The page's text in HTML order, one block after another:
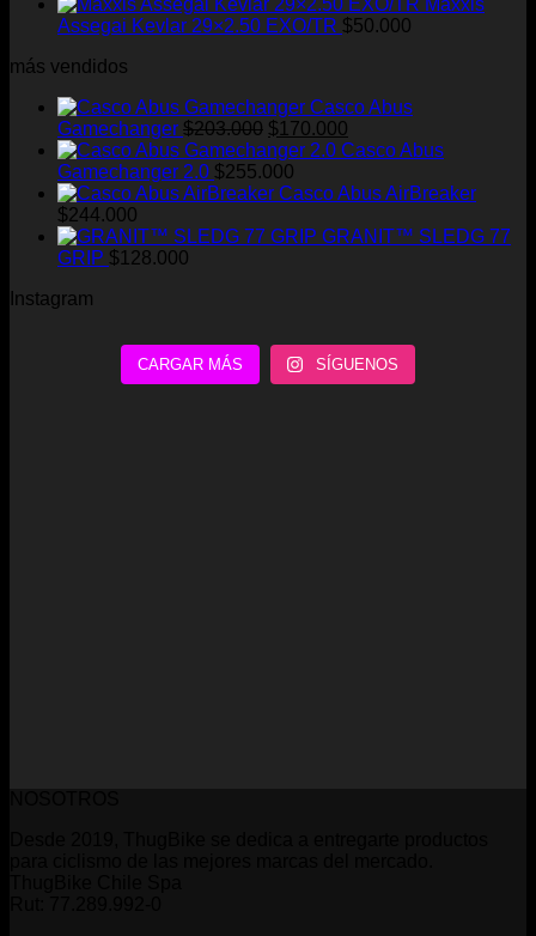
Maxxis
Assegai Kevlar 29×2.50 EXO/TR $50.000
más vendidos
Casco Abus
Gamechanger $203.000 El
precio
original
era:
$170.000
precio
es:
Casco Abus
Gamechanger 2.0 $255.000
Casco Abus AirBreaker
$244.000
GRANIT™ SLEDG 77
GRIP $128.000
Instagram
CARGAR MÁS SÍGUENOS